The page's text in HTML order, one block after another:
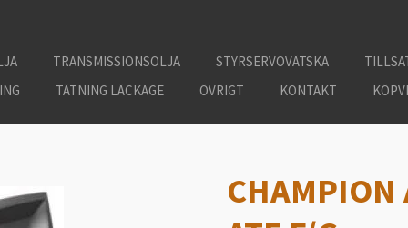
TRANSMISSIONSOLJA STYRSERVOVÄTSKA
TÄTNING LÄCKAGE ÖVRIGT KONTAKT
CHAMPION